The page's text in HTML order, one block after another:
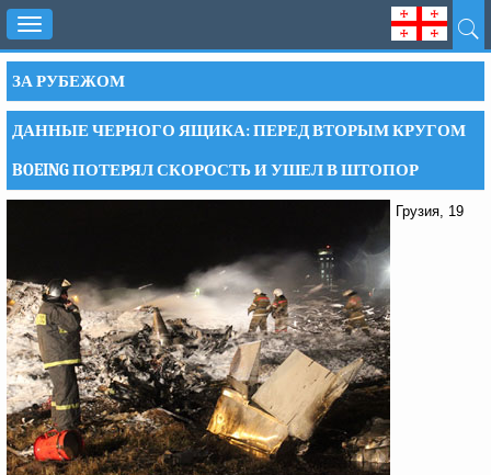
Toggle
navigation
ЗА РУБЕЖОМ
ДАННЫЕ ЧЕРНОГО ЯЩИКА: ПЕРЕД ВТОРЫМ КРУГОМ
BOEING ПОТЕРЯЛ СКОРОСТЬ И УШЕЛ В ШТОПОР
Грузия, 19